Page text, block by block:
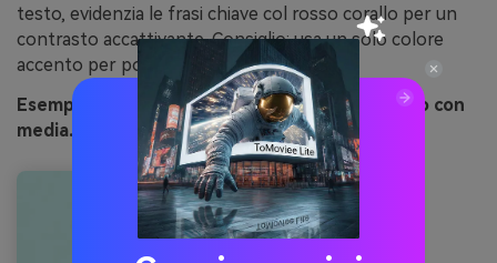
testo, evidenzia le frasi chiave col rosso corallo per un
contrasto accattivante. Consiglio: usa un solo colore
accento per post così la feed resta coesa.
Esempio di immagine di teal celestiale generato con
media.io